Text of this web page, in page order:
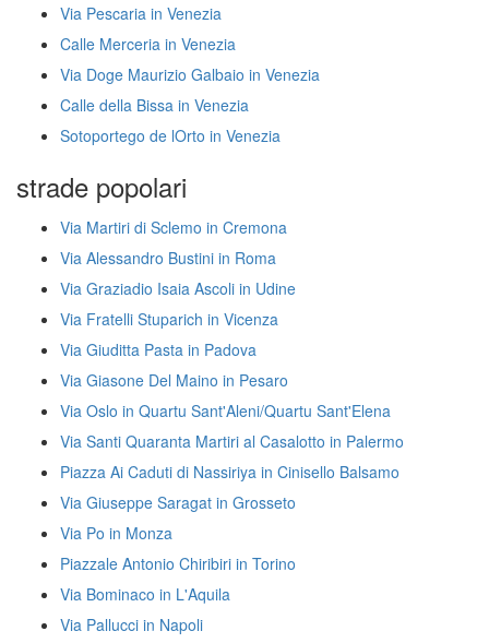
Via Pescaria in Venezia
Calle Merceria in Venezia
Via Doge Maurizio Galbaio in Venezia
Calle della Bissa in Venezia
Sotoportego de lOrto in Venezia
strade popolari
Via Martiri di Sclemo in Cremona
Via Alessandro Bustini in Roma
Via Graziadio Isaia Ascoli in Udine
Via Fratelli Stuparich in Vicenza
Via Giuditta Pasta in Padova
Via Giasone Del Maino in Pesaro
Via Oslo in Quartu Sant'Aleni/Quartu Sant'Elena
Via Santi Quaranta Martiri al Casalotto in Palermo
Piazza Ai Caduti di Nassiriya in Cinisello Balsamo
Via Giuseppe Saragat in Grosseto
Via Po in Monza
Piazzale Antonio Chiribiri in Torino
Via Bominaco in L'Aquila
Via Pallucci in Napoli